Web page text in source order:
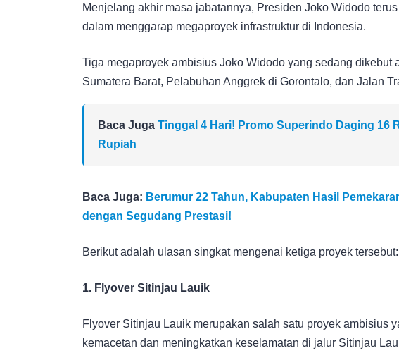
Menjelang akhir masa jabatannya, Presiden Joko Widodo
dalam menggarap megaproyek infrastruktur di Indonesia.
Tiga megaproyek ambisius Joko Widodo yang sedang dikebut
Sumatera Barat, Pelabuhan Anggrek di Gorontalo, dan Jalan
Baca Juga Tinggal 4 Hari! Promo Superindo Daging 16
Rupiah
Baca Juga: Berumur 22 Tahun, Kabupaten Hasil
dengan Segudang Prestasi!
Berikut adalah ulasan singkat mengenai ketiga proyek tersebut:
1. Flyover Sitinjau Lauik
Flyover Sitinjau Lauik merupakan salah satu proyek ambisius
kemacetan dan meningkatkan keselamatan di jalur Sitinjau